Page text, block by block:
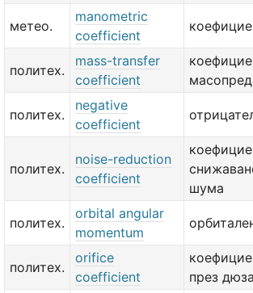
метео.
manometric
coefficient
политех.
mass-transfer
coefficient
политех.
negative
coefficient
политех.
noise-reduction
coefficient
шума
политех.
orbital angular
momentum
политех.
orifice
coefficient
през дюза